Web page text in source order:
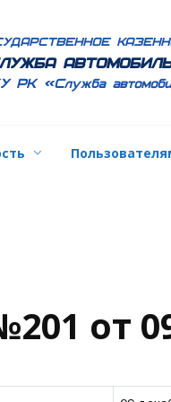
РК «Служба
от